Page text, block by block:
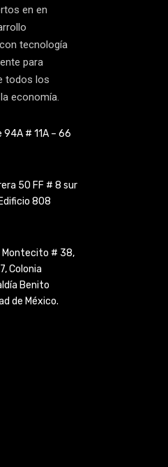
en en
tecnología
para
todos los
economía.
94A # 11A – 66
50 FF # 8 sur
808
Montecito # 38,
Colonia
Benito
de México.